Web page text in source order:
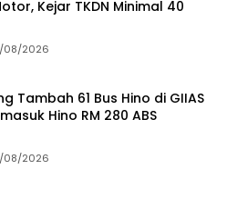
Kejar TKDN Minimal 40
08/2026
Tambah 61 Bus Hino di GIIAS
Hino RM 280 ABS
08/2026